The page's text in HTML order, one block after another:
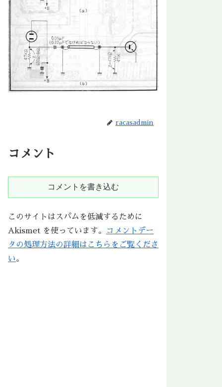
racasadmin
コメント
コメントを書き込む
このサイトはスパムを低減するために
Akismet を使っています。
コメントデー
タの処理方法の詳細はこちらをご覧くださ
い。